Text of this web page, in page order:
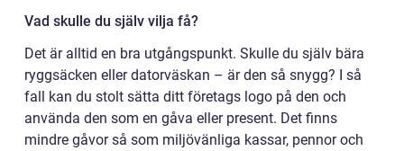
Vad skulle du själv vilja få?
Det är alltid en bra utgångspunkt. Skulle du själv bära
ryggsäcken eller datorväskan – är den så snygg? I så
fall kan du stolt sätta ditt företags logo på den och
använda den som en gåva eller present. Det finns
mindre gåvor så som miljövänliga kassar, pennor och